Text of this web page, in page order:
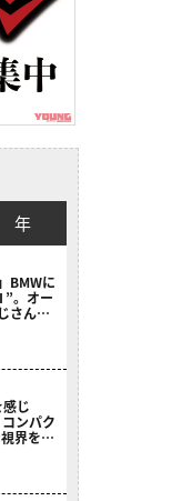
年
BMWに
。オー
さん達
じ
ンパク
界を確